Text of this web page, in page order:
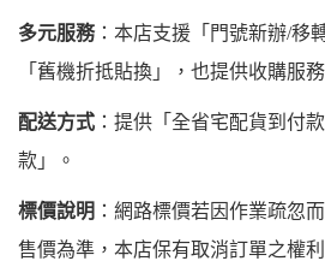
多元服務：本店支援「門號新辦/移
「舊機折抵貼換」，也提供收購服
配送方式 ：提供「全省宅配貨到付
款」。
標價說明 ：網路標價若因作業疏忽
售價為準，本店保有取消訂單之權利